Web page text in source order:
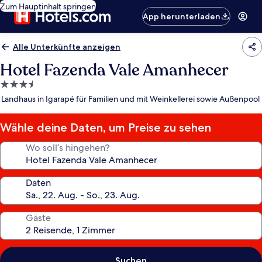
Zum Hauptinhalt springen
App herunterladen
Alle Unterkünfte anzeigen
Hotel Fazenda Vale Amanhecer
3.5-
Sterne-
Landhaus in Igarapé für Familien und mit Weinkellerei sowie Außenpool
Wähle deine Daten, um Preise zu sehen
Wo soll’s hingehen?
Daten
Gäste